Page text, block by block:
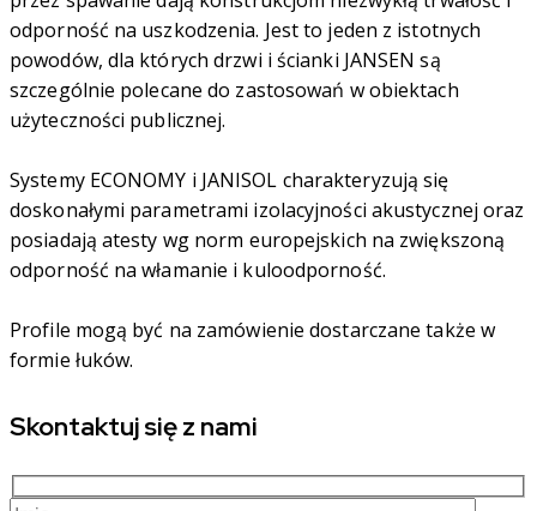
odporność na uszkodzenia. Jest to jeden z istotnych
powodów, dla których drzwi i ścianki JANSEN są
szczególnie polecane do zastosowań w obiektach
użyteczności publicznej.
Systemy ECONOMY i JANISOL charakteryzują się
doskonałymi parametrami izolacyjności akustycznej oraz
posiadają atesty wg norm europejskich na zwiększoną
odporność na włamanie i kuloodporność.
Profile mogą być na zamówienie dostarczane także w
formie łuków.
Skontaktuj się z nami